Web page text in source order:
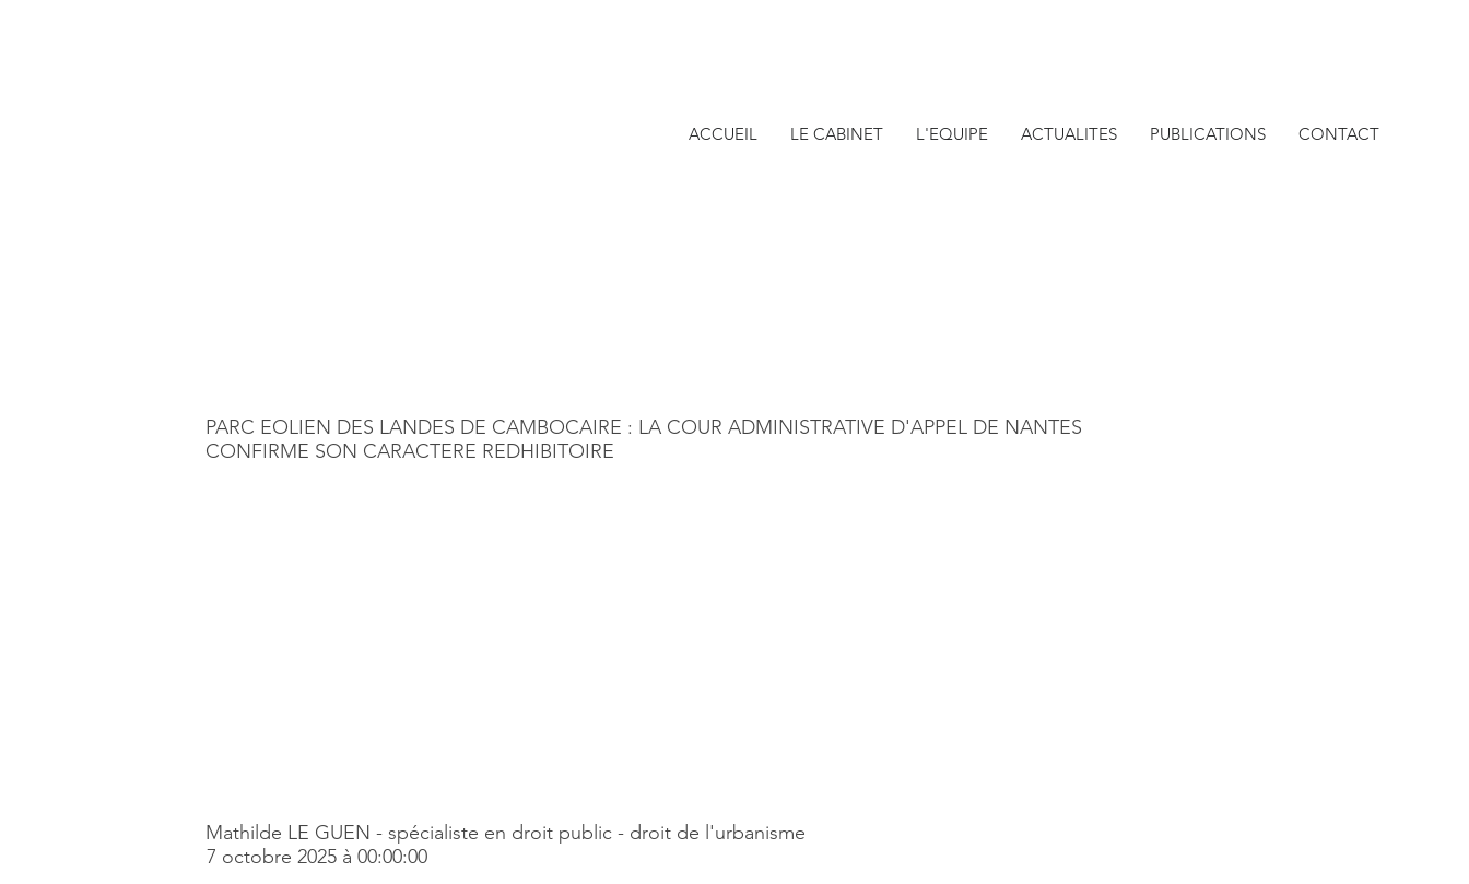
ACCUEIL LE CABINET L'EQUIPE ACTUALITES PUBLICATIONS CONTACT
Mathilde LE GUEN - spécialiste en droit public - droit de l'urbanisme
7 octobre 2025 à 00:00:00
PARC EOLIEN DES LANDES DE CAMBOCAIRE : LA COUR ADMINISTRATIVE D'APPEL DE NANTES
CONFIRME SON CARACTERE REDHIBITOIRE